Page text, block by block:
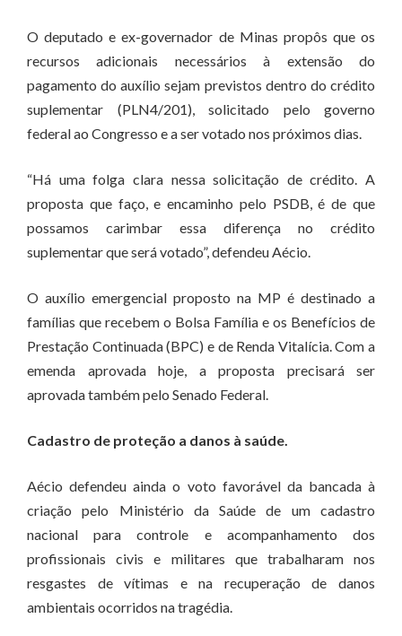
O deputado e ex-governador de Minas propôs que os
recursos adicionais necessários à extensão do
pagamento do auxílio sejam previstos dentro do crédito
suplementar (PLN4/201), solicitado pelo governo
federal ao Congresso e a ser votado nos próximos dias.
“Há uma folga clara nessa solicitação de crédito. A
proposta que faço, e encaminho pelo PSDB, é de que
possamos carimbar essa diferença no crédito
suplementar que será votado”, defendeu Aécio.
O auxílio emergencial proposto na MP é destinado a
famílias que recebem o Bolsa Família e os Benefícios de
Prestação Continuada (BPC) e de Renda Vitalícia. Com a
emenda aprovada hoje, a proposta precisará ser
aprovada também pelo Senado Federal.
Cadastro de proteção a danos à saúde.
Aécio defendeu ainda o voto favorável da bancada à
criação pelo Ministério da Saúde de um cadastro
nacional para controle e acompanhamento dos
profissionais civis e militares que trabalharam nos
resgastes de vítimas e na recuperação de danos
ambientais ocorridos na tragédia.